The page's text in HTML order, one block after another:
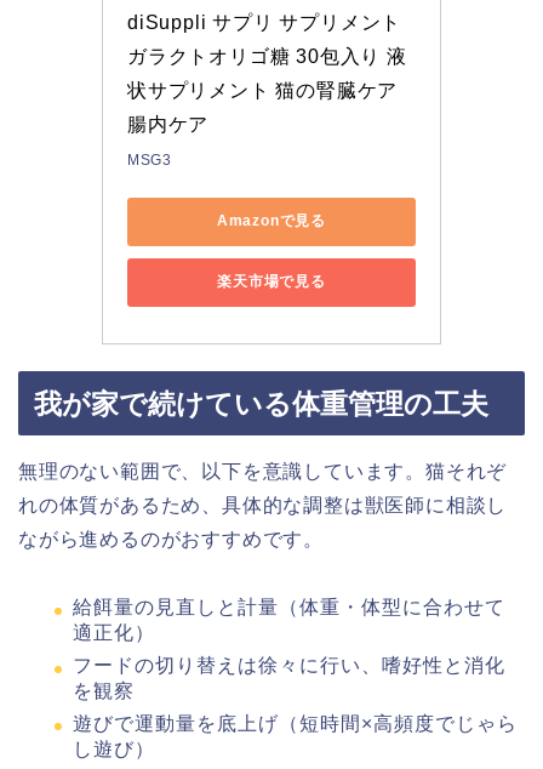
diSuppli サプリ サプリメント
ガラクトオリゴ糖 30包入り 液
状サプリメント 猫の腎臓ケア
腸内ケア
MSG3
Amazonで見る
楽天市場で見る
我が家で続けている体重管理の工夫
無理のない範囲で、以下を意識しています。猫それぞ
れの体質があるため、具体的な調整は獣医師に相談し
ながら進めるのがおすすめです。
給餌量の見直しと計量（体重・体型に合わせて
適正化）
フードの切り替えは徐々に行い、嗜好性と消化
を観察
遊びで運動量を底上げ（短時間×高頻度でじゃら
し遊び）